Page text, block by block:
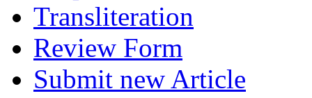
Transliteration
Review Form
Submit new Article